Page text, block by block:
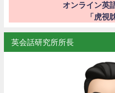
オンライン英
「虎視
英会話研究所所長